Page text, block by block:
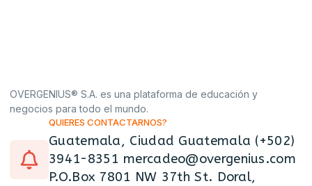
OVERGENIUS® S.A. es una plataforma de educación y
negocios para todo el mundo.
QUIERES CONTACTARNOS?
Guatemala, Ciudad Guatemala (+502)
3941-8351 mercadeo@overgenius.com
P.O.Box 7801 NW 37th St. Doral,